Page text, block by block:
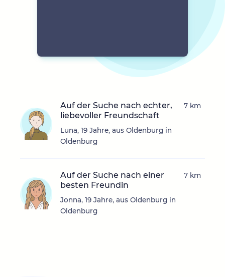
Auf der Suche nach echter,
liebevoller Freundschaft
Luna, 19 Jahre, aus Oldenburg in
Oldenburg
7 km
Auf der Suche nach einer
besten Freundin
Jonna, 19 Jahre, aus Oldenburg in
Oldenburg
7 km